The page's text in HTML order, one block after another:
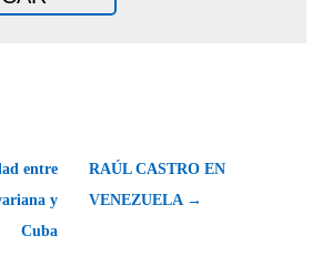
entre
y
Cuba
RAÚL CASTRO EN
VENEZUELA →